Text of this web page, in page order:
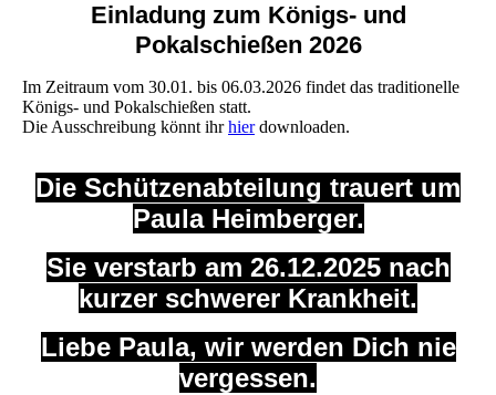
Einladung zum Königs- und
Pokalschießen 2026
Im Zeitraum vom 30.01. bis 06.03.2026 findet das traditionelle
Königs- und Pokalschießen statt.
Die Ausschreibung könnt ihrhierdownloaden.
Die Schützenabteilung trauert um
Paula Heimberger.
Sie verstarb am 26.12.2025 nach
kurzer schwerer Krankheit.
Liebe Paula, wir werden Dich nie
vergessen.